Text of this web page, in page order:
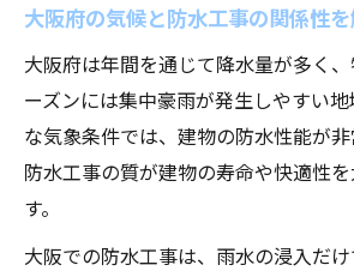
ト
コンパネが耐久性に与える
点
防水工事後のトラブルを防
法
大阪府の気候と防水工事の関係性
大阪府は年間を通じて降水量が多く
ーズンには集中豪雨が発生しやすい
な気象条件では、建物の防水性能が非
防水工事の質が建物の寿命や快適性
す。
大阪での防水工事は、雨水の浸入だ